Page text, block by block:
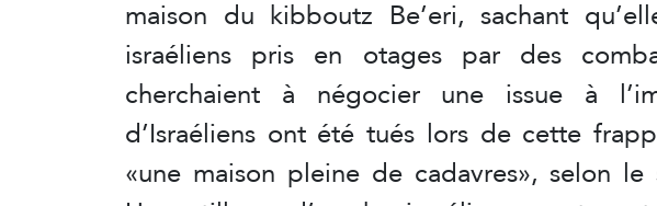
maison du kibboutz Be’eri, sachant
israéliens pris en otages par des
cherchaient à négocier une issue à
d’Israéliens ont été tués lors de cette
«une maison pleine de cadavres», selon le